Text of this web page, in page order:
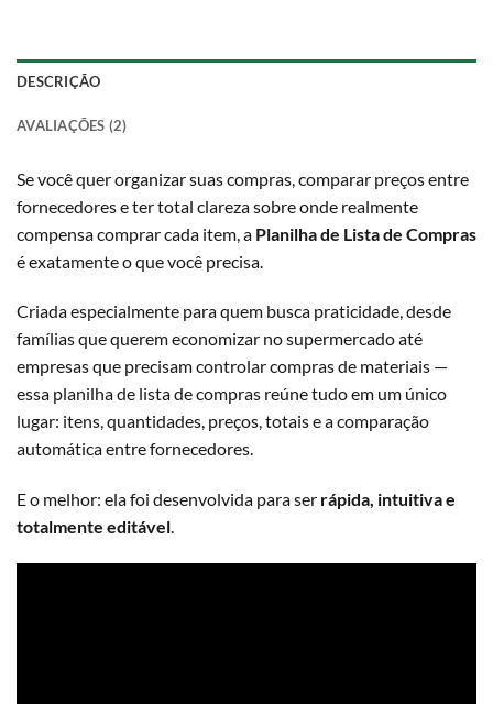
DESCRIÇÃO
AVALIAÇÕES (2)
Se você quer organizar suas compras, comparar preços entre
fornecedores e ter total clareza sobre onde realmente
compensa comprar cada item, a Planilha de Lista de Compras
é exatamente o que você precisa.
Criada especialmente para quem busca praticidade, desde
famílias que querem economizar no supermercado até
empresas que precisam controlar compras de materiais —
essa planilha de lista de compras reúne tudo em um único
lugar: itens, quantidades, preços, totais e a comparação
automática entre fornecedores.
E o melhor: ela foi desenvolvida para ser rápida, intuitiva e
totalmente editável.